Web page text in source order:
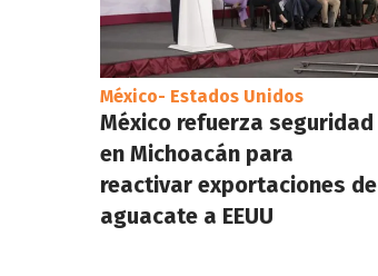
México- Estados Unidos
México refuerza seguridad
en Michoacán para
reactivar exportaciones de
aguacate a EEUU